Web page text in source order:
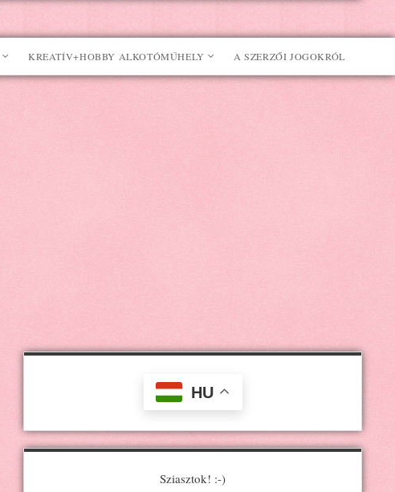
KREATÍV+HOBBY ALKOTÓMŰHELY A SZERZŐI JOGOKRÓL
HU
Sziasztok! :-)